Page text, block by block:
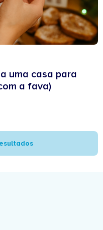
uma casa para
a fava)